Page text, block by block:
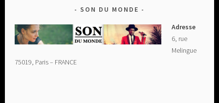
SON DU MONDE
Adresse
6, rue
Melingue
75019, Paris – FRANCE